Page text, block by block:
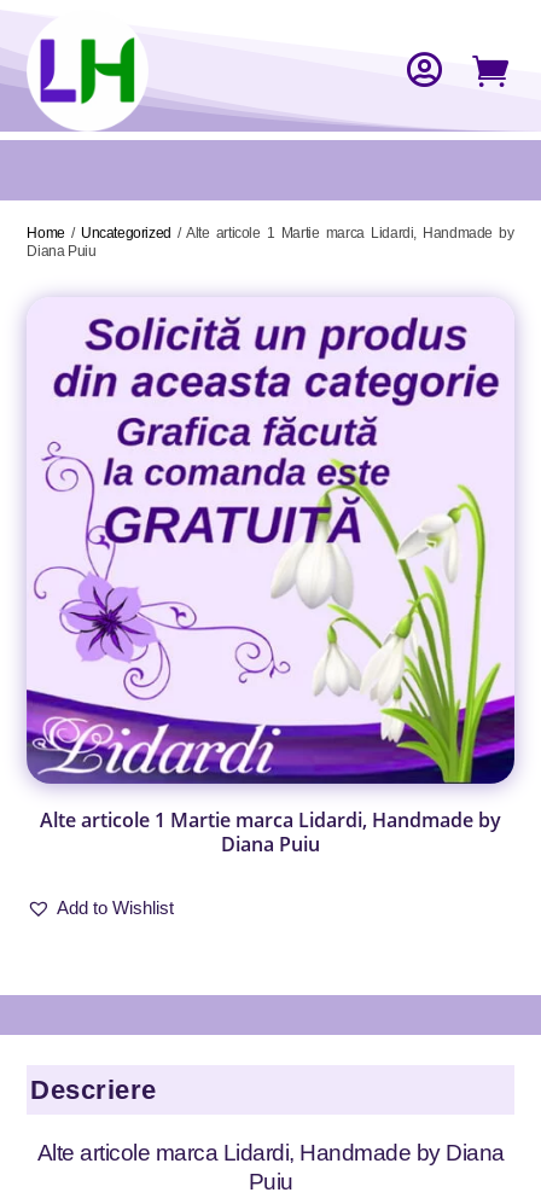
 
Home / Uncategorized / Alte articole 1 Martie marca Lidardi, Handmade by
Diana Puiu
Alte articole 1 Martie marca Lidardi, Handmade by
Diana Puiu
Add to Wishlist
Descriere
Alte articole marca Lidardi, Handmade by Diana
Puiu